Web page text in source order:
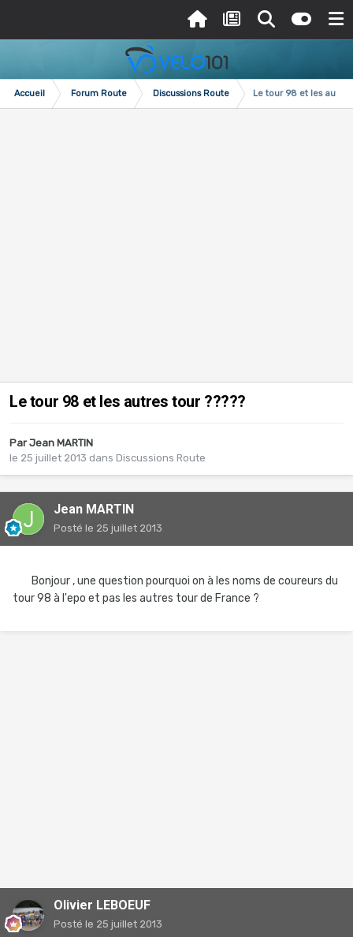
Accueil Forum Route Discussions Route Le tour 98 et les autres
Le tour 98 et les autres tour ?????
Par Jean MARTIN
le 25 juillet 2013 dans Discussions Route
Jean MARTIN
Posté le 25 juillet 2013
Bonjour , une question pourquoi on à les noms de coureurs du
tour 98 à l'epo et pas les autres tour de France ?
Olivier LEBOEUF
Posté le 25 juillet 2013